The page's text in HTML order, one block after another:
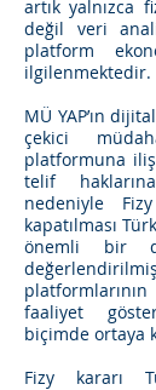
artık yalnızca
değil veri
platform
ilgilenmektedir.
MÜ YAP’ın
çekici
platformuna
telif
nedeniyle
kapatılması
önemli bir
faaliyet
biçimde ortaya
Fizy kararı